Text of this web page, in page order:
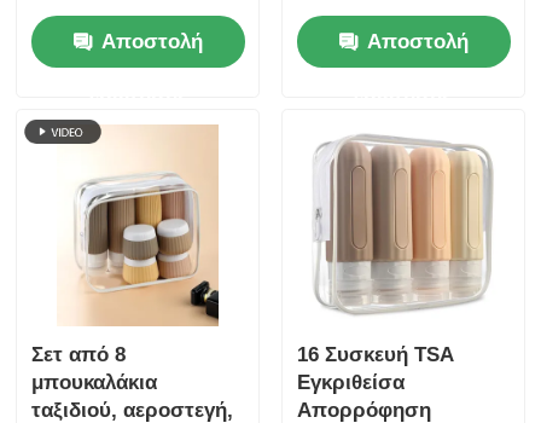
Αποστολή
σε Διαρροές με
Έγκριση TSA, 6
Τεμαχίων, Χωρίς BPA
Αποστολή
Σετ από 8
μπουκαλάκια
ταξιδιού, αεροστεγή,
16 Συσκευή TSA
Εγκριθείσα
Απορρόφηση